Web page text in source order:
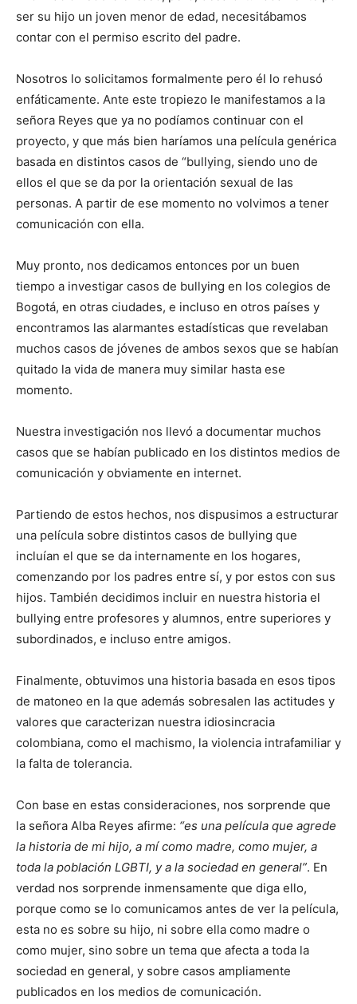
ser su hijo un joven menor de edad, necesitábamos
contar con el permiso escrito del padre.
Nosotros lo solicitamos formalmente pero él lo rehusó
enfáticamente. Ante este tropiezo le manifestamos a la
señora Reyes que ya no podíamos continuar con el
proyecto, y que más bien haríamos una película genérica
basada en distintos casos de “bullying, siendo uno de
ellos el que se da por la orientación sexual de las
personas. A partir de ese momento no volvimos a tener
comunicación con ella.
Muy pronto, nos dedicamos entonces por un buen
tiempo a investigar casos de bullying en los colegios de
Bogotá, en otras ciudades, e incluso en otros países y
encontramos las alarmantes estadísticas que revelaban
muchos casos de jóvenes de ambos sexos que se habían
quitado la vida de manera muy similar hasta ese
momento.
Nuestra investigación nos llevó a documentar muchos
casos que se habían publicado en los distintos medios de
comunicación y obviamente en internet.
Partiendo de estos hechos, nos dispusimos a estructurar
una película sobre distintos casos de bullying que
incluían el que se da internamente en los hogares,
comenzando por los padres entre sí, y por estos con sus
hijos. También decidimos incluir en nuestra historia el
bullying entre profesores y alumnos, entre superiores y
subordinados, e incluso entre amigos.
Finalmente, obtuvimos una historia basada en esos tipos
de matoneo en la que además sobresalen las actitudes y
valores que caracterizan nuestra idiosincracia
colombiana, como el machismo, la violencia intrafamiliar y
la falta de tolerancia.
Con base en estas consideraciones, nos sorprende que
la señora Alba Reyes afirme: “es una película que agrede
la historia de mi hijo, a mí como madre, como mujer, a
toda la población LGBTI, y a la sociedad en general”. En
verdad nos sorprende inmensamente que diga ello,
porque como se lo comunicamos antes de ver la película,
esta no es sobre su hijo, ni sobre ella como madre o
como mujer, sino sobre un tema que afecta a toda la
sociedad en general, y sobre casos ampliamente
publicados en los medios de comunicación.